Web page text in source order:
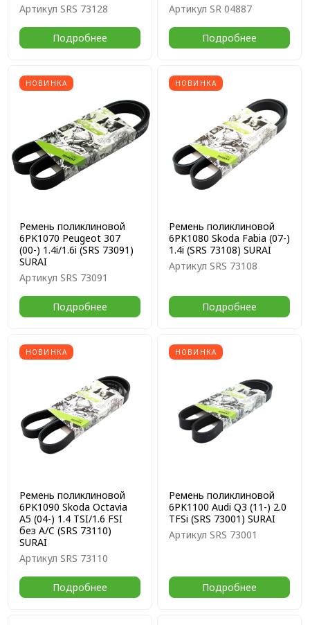
Артикул SRS 73128
Подробнее
Артикул SR 04887
Подробнее
НОВИНКА
Ремень поликлиновой
6PK1070 Peugeot 307
(00-) 1.4i/1.6i (SRS 73091)
SURAI
Артикул SRS 73091
Подробнее
НОВИНКА
Ремень поликлиновой
6PK1080 Skoda Fabia (07-)
1.4i (SRS 73108) SURAI
Артикул SRS 73108
Подробнее
НОВИНКА
Ремень поликлиновой
6PK1090 Skoda Octavia
A5 (04-) 1.4 TSI/1.6 FSI
без A/C (SRS 73110)
SURAI
Артикул SRS 73110
Подробнее
НОВИНКА
Ремень поликлиновой
6PK1100 Audi Q3 (11-) 2.0
TFSi (SRS 73001) SURAI
Артикул SRS 73001
Подробнее